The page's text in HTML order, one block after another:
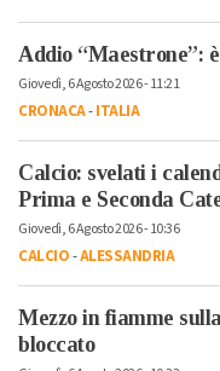
Addio “Maestrone”:
Giovedì, 6 Agosto 2026 - 11:21
CRONACA-ITALIA
Calcio: svelati i
Prima e Seconda
Giovedì, 6 Agosto 2026 - 10:36
CALCIO-ALESSANDRIA
Mezzo in fiamme
bloccato